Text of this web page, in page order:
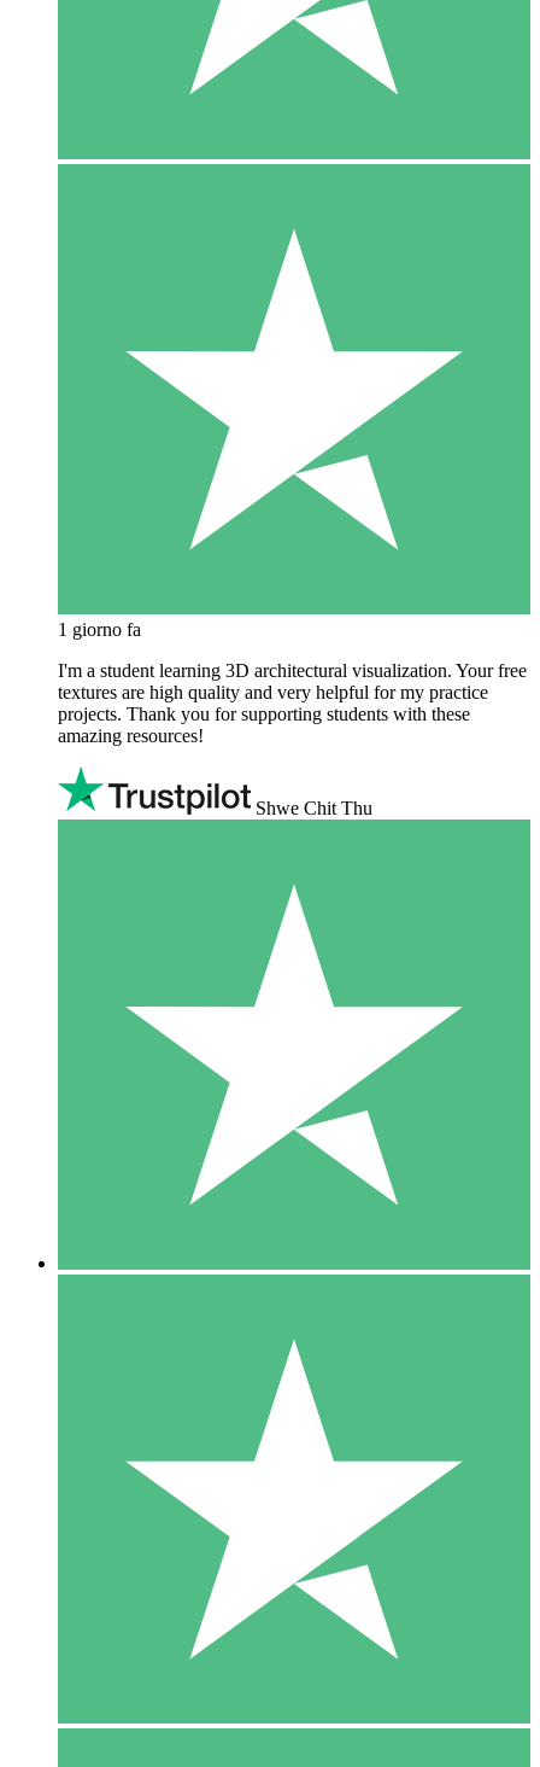
1 giorno fa
I'm a student learning 3D architectural visualization. Your free
textures are high quality and very helpful for my practice
projects. Thank you for supporting students with these
amazing resources!
Shwe Chit Thu